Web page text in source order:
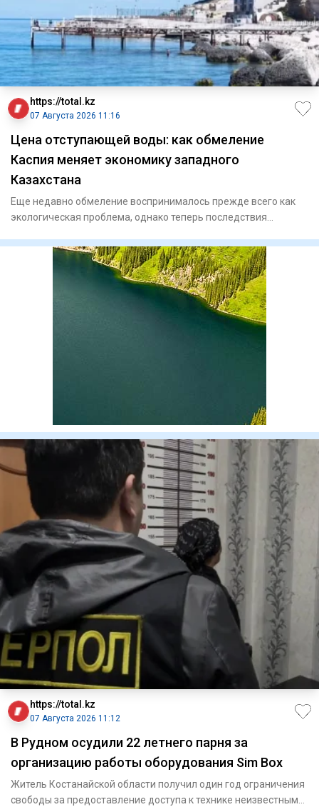
https://total.kz
07 Августа 2026 11:16
Цена отступающей воды: как обмеление
Каспия меняет экономику западного
Казахстана
Еще недавно обмеление воспринималось прежде всего как
экологическая проблема, однако теперь последствия
https://total.kz
07 Августа 2026 11:12
В Рудном осудили 22 летнего парня за
организацию работы оборудования Sim Box
Житель Костанайской области получил один год ограничения
свободы за предоставление доступа к технике неизвестным